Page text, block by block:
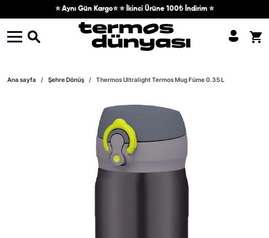
Skip to content⭐ Aynı Gün Kargo⭐ ⭐ İkinci Ürüne 100₺ İndirim ⭐
Ana sayfa Şehre Dönüş Thermos Ultralight Termos Mug Füme 0.35 L